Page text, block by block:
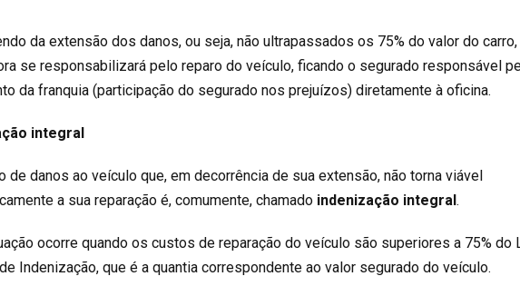
da extensão dos danos, ou seja, não ultrapassados os 75% do valor do carro,
se responsabilizará pelo reparo do veículo, ficando o segurado responsável
da franquia (participação do segurado nos prejuízos) diretamente à oficina.
integral
de danos ao veículo que, em decorrência de sua extensão, não torna viável
a sua reparação é, comumente, chamado indenização integral.
ocorre quando os custos de reparação do veículo são superiores a 75% do
Indenização, que é a quantia correspondente ao valor segurado do veículo.